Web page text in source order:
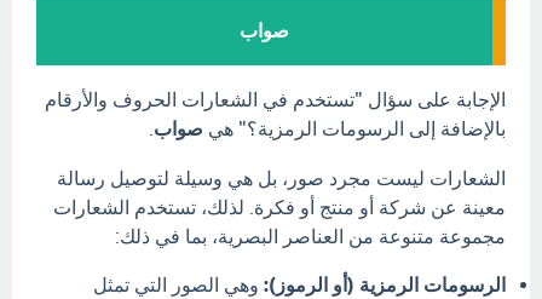
صواب
الإجابة على سؤال "تستخدم في الشعارات الحروف والأرقام
بالإضافة إلى الرسومات الرمزية؟" هي صواب
الشعارات ليست مجرد صور، بل هي وسيلة لتوصيل رسالة
معينة عن شركة أو منتج أو فكرة. لذلك، تستخدم الشعارات
مجموعة متنوعة من العناصر البصرية، بما في ذلك:
الرسومات الرمزية (أو الرموز): وهي الصور التي تمثل